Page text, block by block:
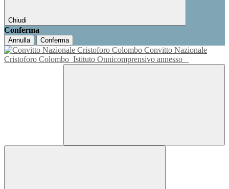
Chiudi
Conferma
Annulla Conferma
Convitto Nazionale
Cristoforo Colombo Istituto Onnicomprensivo annesso